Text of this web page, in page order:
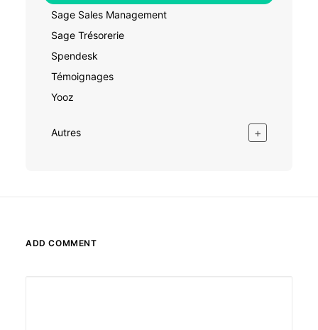
Sage Sales Management
Sage Trésorerie
Spendesk
Témoignages
Yooz
Autres +
ADD COMMENT